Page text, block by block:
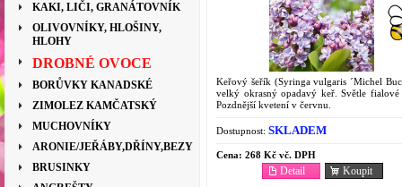
KAKI, LIČI, GRANÁTOVNÍK
OLIVOVNÍKY, HLOŠINY,
HLOHY
DROBNÉ OVOCE
BORŮVKY KANADSKÉ
ZIMOLEZ KAMČATSKÝ
MUCHOVNÍKY
ARONIE/JEŘÁBY,DŘÍNY,BEZY
BRUSINKY
Keřový šeřík (Syringa vulgaris ´Michel
velký okrasný opadavý keř. Světle fialové
Pozdnější kvetení v červnu.
Dostupnost: SKLADEM
Cena: 268 Kč vč. DPH
Koupit
Detail